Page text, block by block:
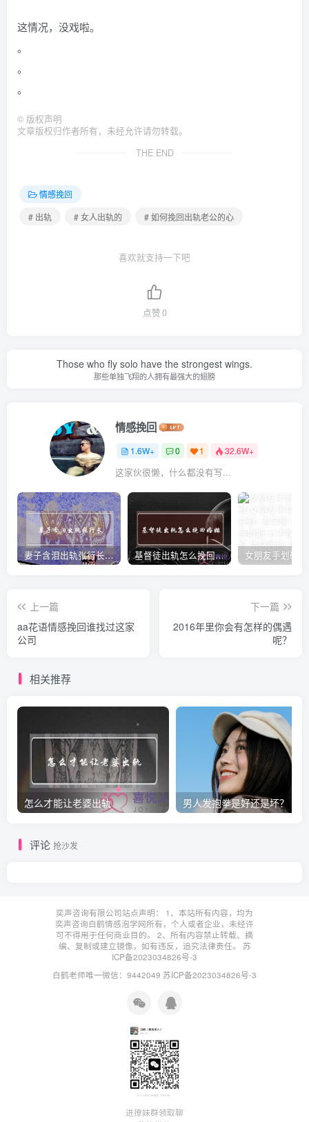
这情况，没戏啦。
。
。
。
© 版权声明
文章版权归作者所有，未经允许请勿转载。
THE END
情感挽回
# 出轨
# 女人出轨的 # 如何挽回出轨老公的心
喜欢就支持一下吧
点赞0
Those who fly solo have the strongest wings.
那些单独飞翔的人拥有最强大的翅膀
情感挽回
1.6W+ 0 1 32.6W+
这家伙很懒，什么都没有写...
妻子含泪出轨张行长 她说全都是因为家中 基督徒出轨怎么挽回婚姻(基督徒面对出轨婚姻)
上一篇
aa花语情感挽回谁找过这家
公司
下一篇
2016年里你会有怎样的偶遇
呢？
相关推荐
怎么才能让老婆出轨 男人发抱拳是好还是坏？
评论 抢沙发
奕声咨询有限公司站点声明： 1、本站所有内容，均为
奕声咨询白鹤情感泡学网所有，个人或者企业，未经许
可不得用于任何商业目的。 2、所有内容禁止转载、摘
编、复制或建立镜像，如有违反，追究法律责任。 苏
ICP备2023034826号-3
白鹤老师唯一微信：9442049 苏ICP备2023034826号-3
进撩妹群领取聊